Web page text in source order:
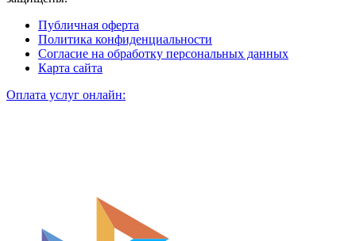
Публичная оферта
Политика конфиденциальности
Согласие на обработку персональных данных
Карта сайта
Оплата услуг онлайн: